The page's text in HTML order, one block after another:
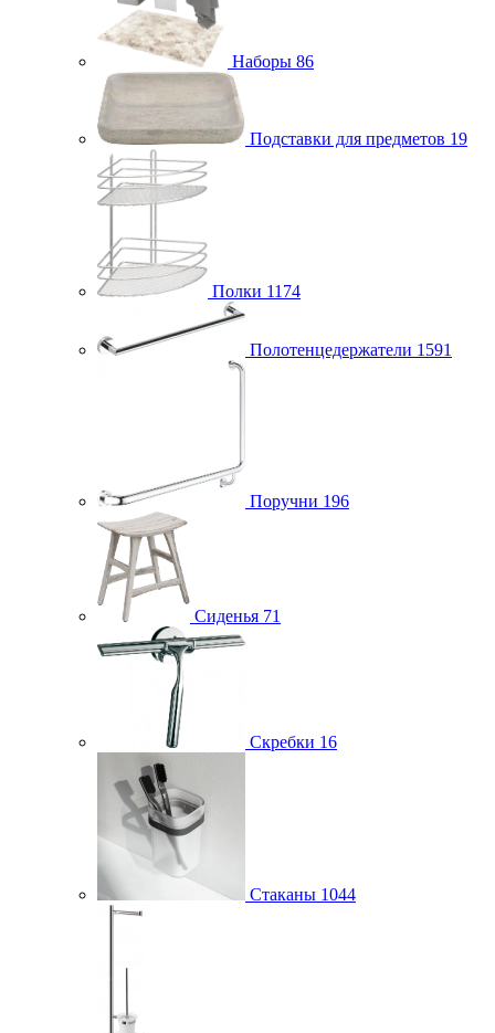
Наборы 86
Подставки для предметов 19
Полки 1174
Полотенцедержатели 1591
Поручни 196
Сиденья 71
Скребки 16
Стаканы 1044